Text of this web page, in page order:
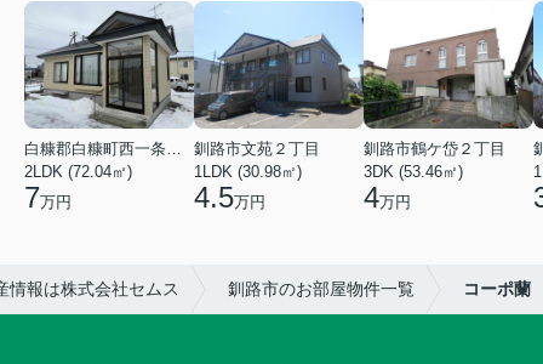
白糠郡白糠町西一条南４丁目
2LDK (72.04㎡)
7万円
釧路市文苑２丁目
1LDK (30.98㎡)
4.5万円
釧路市鶴ケ岱２丁目
3DK (53.46㎡)
4万円
情報は株式会社セムス 釧路市のお部屋物件一覧 コーポ蘭